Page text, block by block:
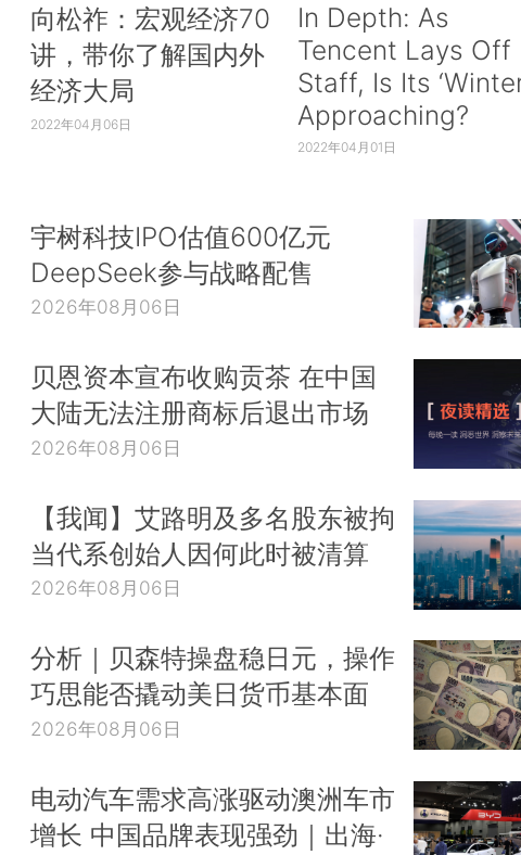
向松祚：宏观经济70
讲，带你了解国内外
经济大局
2022年04月06日
In Depth: As
Tencent Lays Off
Staff, Is Its
Approaching?
2022年04月01日
宇树科技IPO估值600亿元
DeepSeek参与战略配售
2026年08月06日
贝恩资本宣布收购贡茶 在中国
大陆无法注册商标后退出市场
2026年08月06日
【我闻】艾路明及多名股东被拘
当代系创始人因何此时被清算
2026年08月06日
分析｜贝森特操盘稳日元，操作
巧思能否撬动美日货币基本面
2026年08月06日
电动汽车需求高涨驱动澳洲车市
增长 中国品牌表现强劲｜出海·